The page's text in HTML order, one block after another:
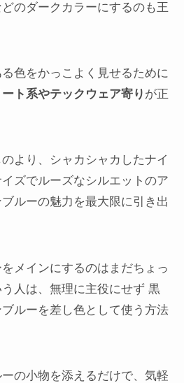
のダークカラーにするのも王
色をかっこよく見せるために
ト系やテックウェア寄り が正
より、シャカシャカしたナイ
ズでルーズなシルエットのア
ルーの魅力を最大限に引き出
メインにするのはまだちょっ
人は、無理に主役にせず 黒
ルーを差し色として使う方法
の小物を添えるだけで、気軽